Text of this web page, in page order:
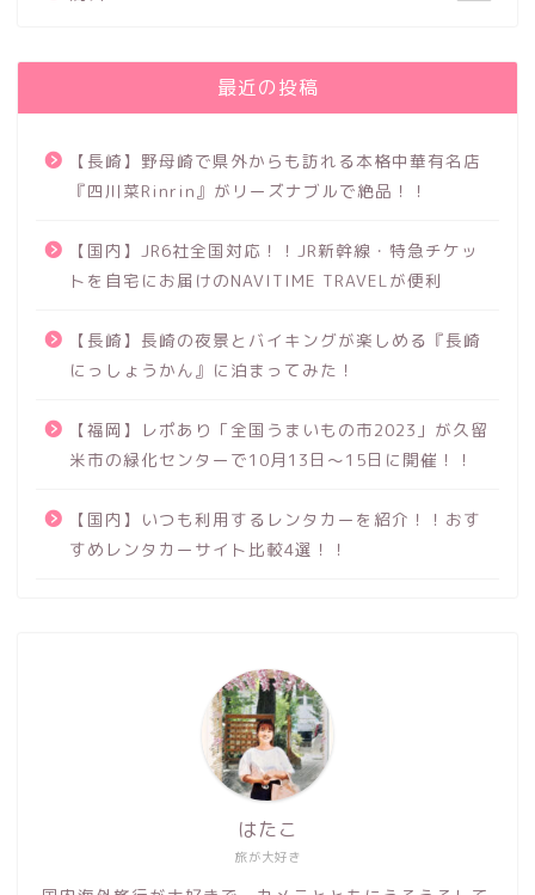
最近の投稿
【長崎】野母崎で県外からも訪れる本格中華有名店
『四川菜Rinrin』がリーズナブルで絶品！！
【国内】JR6社全国対応！！JR新幹線・特急チケッ
トを自宅にお届けのNAVITIME TRAVELが便利
【長崎】長崎の夜景とバイキングが楽しめる『長崎
にっしょうかん』に泊まってみた！
【福岡】レポあり「全国うまいもの市2023」が久留
米市の緑化センターで10月13日～15日に開催！！
【国内】いつも利用するレンタカーを紹介！！おす
すめレンタカーサイト比較4選！！
旅が大好き
はたこ